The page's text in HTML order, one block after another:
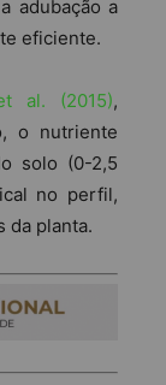
adubação a
eficiente.
al. (2015),
o nutriente
solo (0-2,5
no perfil,
da planta.